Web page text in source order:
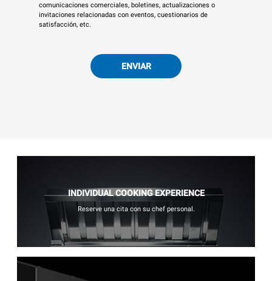
comunicaciones comerciales, boletines, actualizaciones o
invitaciones relacionadas con eventos, cuestionarios de
satisfacción, etc.
ENVIAR
INDIVIDUAL COOKING EXPERIENCE
Reserve una cita con su chef personal.